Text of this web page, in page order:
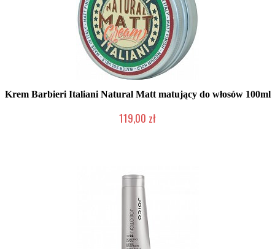
Krem Barbieri Italiani Natural Matt matujący do włosów 100ml
119,00 zł